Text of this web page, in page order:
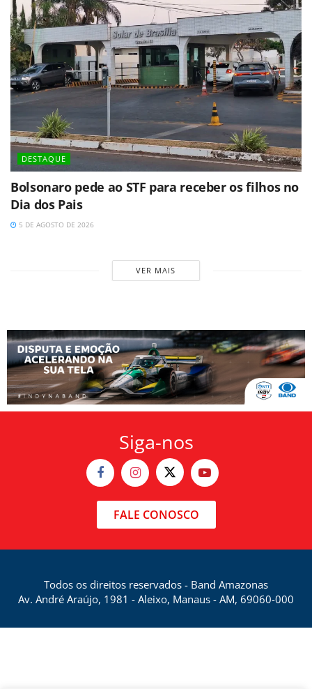
DESTAQUE
Bolsonaro pede ao STF para receber os filhos no
Dia dos Pais
5 DE AGOSTO DE 2026
VER MAIS
Siga-nos
FALE CONOSCO
Todos os direitos reservados - Band Amazonas
Av. André Araújo, 1981 - Aleixo, Manaus - AM, 69060-000